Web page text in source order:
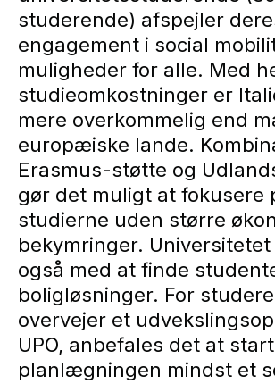
studerende) afspejler
engagement i social
muligheder for alle. Med
studieomkostninger er
mere overkommelig end
europæiske lande.
Erasmus-støtte og
gør det muligt at fokusere
studierne uden større
bekymringer.
også med at finde
boligløsninger. For
overvejer et
UPO, anbefales det at
planlægningen mindst et